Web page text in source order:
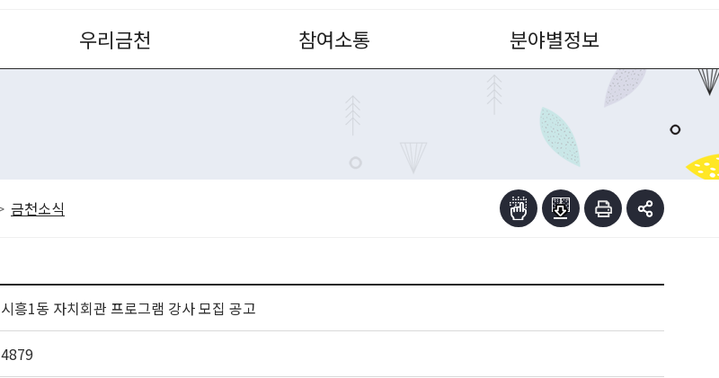
우리금천 참여소통 분야별정보
금천소식
시흥1동 자치회관 프로그램 강사 모집 공고
4879